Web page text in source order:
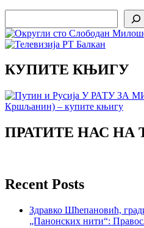
КУПИТЕ КЊИГУ
ПРАТИТЕ НАС НА
Recent Posts
Здравко Шћепановић,
„Панонских нити“: